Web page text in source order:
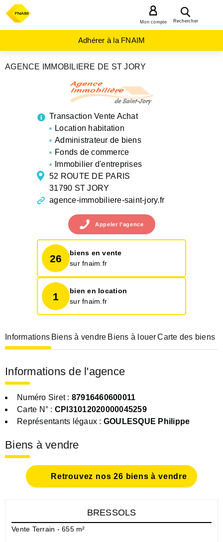
Rechercher
Mon compte
Adhérer à la FNAIM
AGENCE IMMOBILIERE DE ST JORY
Transaction Vente Achat
Location habitation
Administrateur de biens
Fonds de commerce
Immobilier d'entreprises
52 ROUTE DE PARIS
31790 ST JORY
agence-immobiliere-saint-jory.fr
Appeler l’agence
26
biens en vente
sur fnaim.fr
1
bien en location
sur fnaim.fr
Informations Biens à vendre Biens à louer Carte des biens
Informations de l'agence
Numéro Siret : 87916460600011
Carte N° : CPI31012020000045259
Représentants légaux : GOULESQUE Philippe
Biens à vendre
Retrouvez nos 26 biens à vendre
BRESSOLS
Vente Terrain - 655 m²